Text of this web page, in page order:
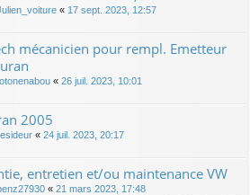
« 17 sept. 2023, 12:57
mécanicien pour rempl. Emetteur
« 26 juil. 2023, 10:01
2005
« 24 juil. 2023, 20:17
entretien et/ou maintenance VW
« 21 mars 2023, 17:48